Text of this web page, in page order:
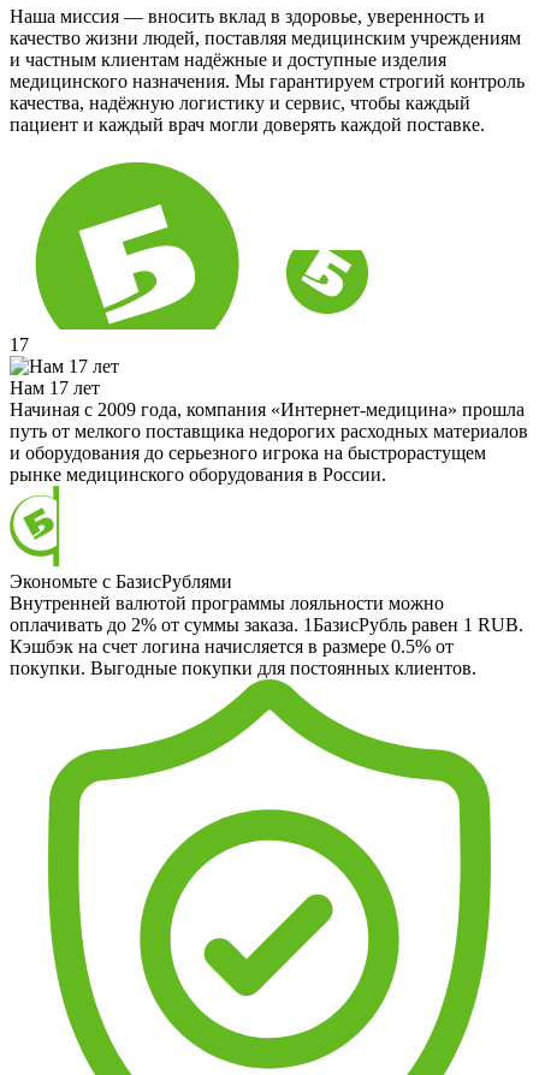
Наша миссия — вносить вклад в здоровье, уверенность и
качество жизни людей, поставляя медицинским учреждениям
и частным клиентам надёжные и доступные изделия
медицинского назначения. Мы гарантируем строгий контроль
качества, надёжную логистику и сервис, чтобы каждый
пациент и каждый врач могли доверять каждой поставке.
17
Нам 17 лет
Начиная с 2009 года, компания «Интернет-медицина» прошла
путь от мелкого поставщика недорогих расходных материалов
и оборудования до серьезного игрока на быстрорастущем
рынке медицинского оборудования в России.
Экономьте с БазисРублями
Внутренней валютой программы лояльности можно
оплачивать до 2% от суммы заказа. 1БазисРубль равен 1 RUB.
Кэшбэк на счет логина начисляется в размере 0.5% от
покупки. Выгодные покупки для постоянных клиентов.